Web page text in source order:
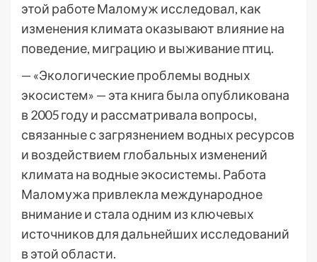
этой работе Маломуж исследовал, как
изменения климата оказывают влияние на
поведение, миграцию и выживание птиц.
— «Экологические проблемы водных
экосистем» — эта книга была опубликована
в 2005 году и рассматривала вопросы,
связанные с загрязнением водных ресурсов
и воздействием глобальных изменений
климата на водные экосистемы. Работа
Маломужа привлекла международное
внимание и стала одним из ключевых
источников для дальнейших исследований
в этой области.